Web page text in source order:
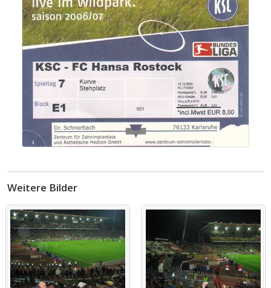
Weitere Bilder